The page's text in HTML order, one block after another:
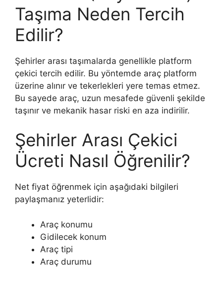
Taşıma Neden Tercih
Edilir?
Şehirler arası taşımalarda genellikle platform
çekici tercih edilir. Bu yöntemde araç platform
üzerine alınır ve tekerlekleri yere temas etmez.
Bu sayede araç, uzun mesafede güvenli şekilde
taşınır ve mekanik hasar riski en aza indirilir.
Şehirler Arası Çekici
Ücreti Nasıl Öğrenilir?
Net fiyat öğrenmek için aşağıdaki bilgileri
paylaşmanız yeterlidir:
Araç konumu
Gidilecek konum
Araç tipi
Araç durumu